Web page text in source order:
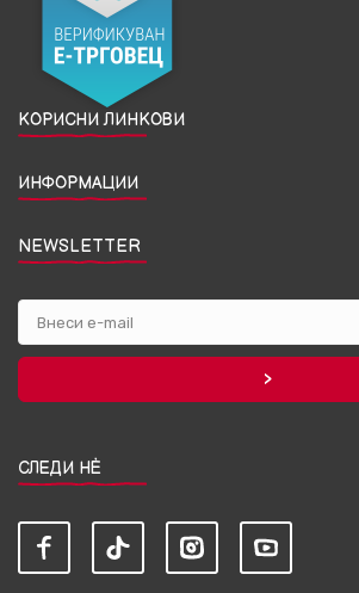
КОРИСНИ ЛИНКОВИ
ИНФОРМАЦИИ
NEWSLETTER
СЛЕДИ НЀ